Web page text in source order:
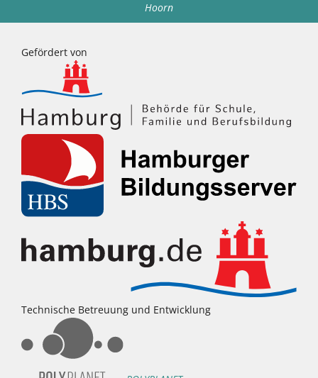
Hoorn
Gefördert von
Technische Betreuung und Entwicklung